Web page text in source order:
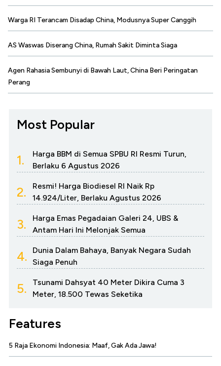
Warga RI Terancam Disadap China, Modusnya Super Canggih
AS Waswas Diserang China, Rumah Sakit Diminta Siaga
Agen Rahasia Sembunyi di Bawah Laut, China Beri Peringatan
Perang
Most Popular
1.
Harga BBM di Semua SPBU RI Resmi Turun,
Berlaku 6 Agustus 2026
2.
Resmi! Harga Biodiesel RI Naik Rp
14.924/Liter, Berlaku Agustus 2026
3.
Harga Emas Pegadaian Galeri 24, UBS &
Antam Hari Ini Melonjak Semua
4.
Dunia Dalam Bahaya, Banyak Negara Sudah
Siaga Penuh
5.
Tsunami Dahsyat 40 Meter Dikira Cuma 3
Meter, 18.500 Tewas Seketika
Features
5 Raja Ekonomi Indonesia: Maaf, Gak Ada Jawa!